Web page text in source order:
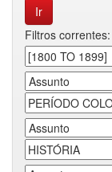
Filtros correntes: